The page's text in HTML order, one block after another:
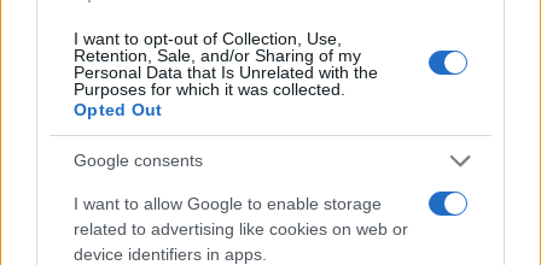
I want to opt-out of Collection, Use,
Retention, Sale, and/or Sharing of my
Personal Data that Is Unrelated with the
Purposes for which it was collected.
Opted Out
Google consents
I want to allow Google to enable storage
related to advertising like cookies on web or
device identifiers in apps.
o
o
k
r
p
p
NOTIZIE RECENTI
Controlli rafforzati in Costa Smeralda, 20
arresti e 135 denunce
Tre milioni di euro dalla Provincia Gallura per